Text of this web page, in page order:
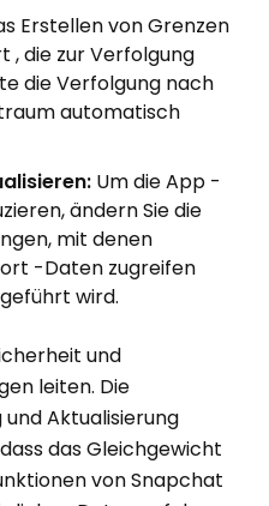
Erstellen von Grenzen
, die zur Verfolgung
die Verfolgung nach
automatisch
Um die App -
ändern Sie die
mit denen
-Daten zugreifen
wird.
und
leiten. Die
Aktualisierung
das Gleichgewicht
von Snapchat